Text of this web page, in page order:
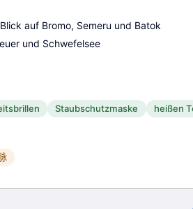
auf Bromo, Semeru und Batok
und Schwefelsee
Staubschutzmaske heißen